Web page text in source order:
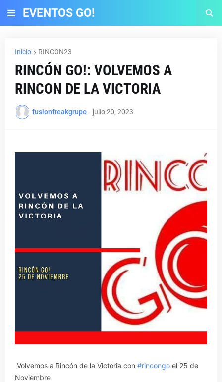
EVENTOS GO!
Inicio RINCON23
RINCÓN GO!: VOLVEMOS A
RINCON DE LA VICTORIA
fusionfreakgrupo - julio 20, 2023
Volvemos a Rincón de la Victoria con #rincongo el 25 de
Noviembre